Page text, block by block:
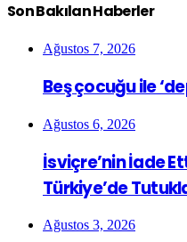
Son Bakılan Haberler
Ağustos 7, 2026
Beş çocuğu ile
Ağustos 6, 2026
İsviçre’nin İade
Türkiye’de
Ağustos 3, 2026